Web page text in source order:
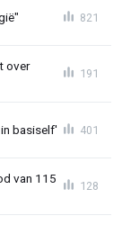
821
over
191
basiself' 401
van 115
128